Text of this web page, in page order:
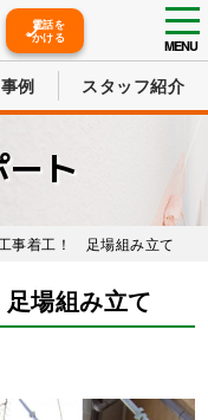
MENU
電話を
かける
例 スタッフ紹介
ト
事着工！ 足場組み立て
場組み立て